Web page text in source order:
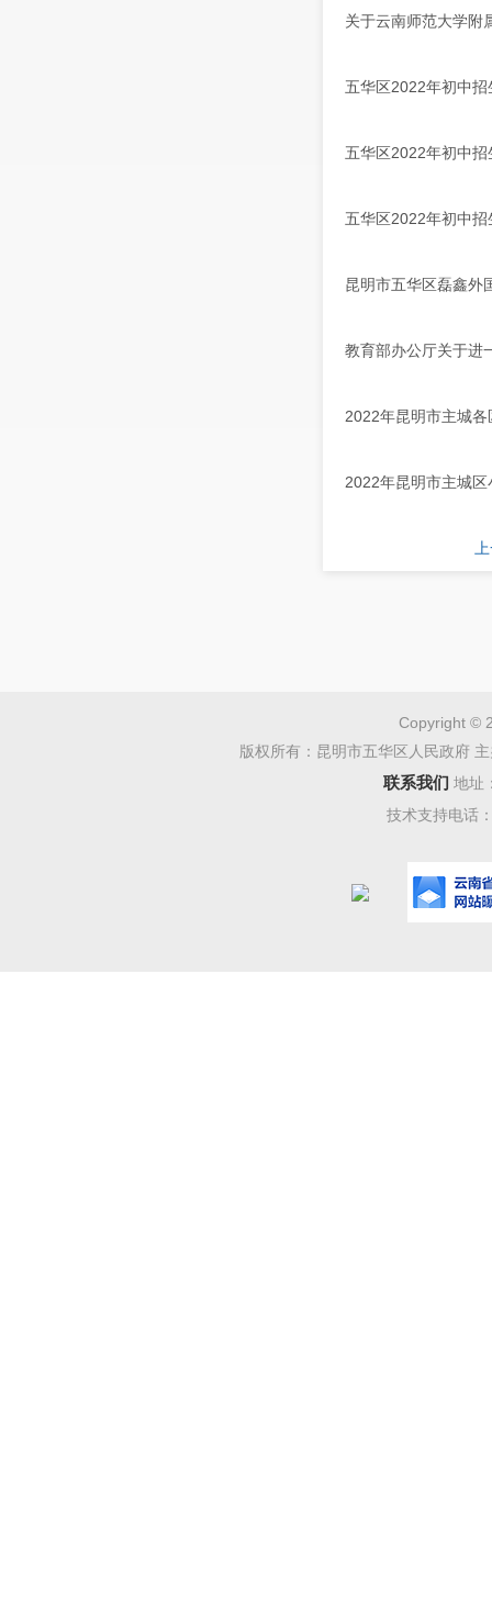
关于云南师范大学附
五华区2022年初中招
五华区2022年初中招
五华区2022年初中招
昆明市五华区磊鑫外
教育部办公厅关于进
2022年昆明市主城
2022年昆明市主城
Copyright ©
版权所有：昆明市五华区人民政府
联系我们 地址
技术支持电话